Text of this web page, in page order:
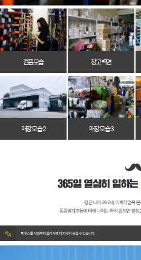
검품모습 창고벽면
매장 모습 2 매장 모습 3